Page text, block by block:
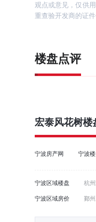
观点或意见，仅供
重查验开发商的证
楼盘点评
宏泰风花树楼
宁波房产网 宁波
宁波区域楼盘 杭
宁波区域房价 鄞